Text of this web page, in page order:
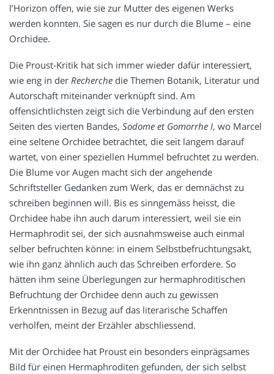
l’Horizon offen, wie sie zur Mutter des eigenen Werks
werden konnten. Sie sagen es nur durch die Blume – eine
Orchidee.
Die Proust-Kritik hat sich immer wieder dafür interessiert,
wie eng in der Recherche die Themen Botanik, Literatur und
Autorschaft miteinander verknüpft sind. Am
offensichtlichsten zeigt sich die Verbindung auf den ersten
Seiten des vierten Bandes, Sodome et Gomorrhe I, wo Marcel
eine seltene Orchidee betrachtet, die seit langem darauf
wartet, von einer speziellen Hummel befruchtet zu werden.
Die Blume vor Augen macht sich der angehende
Schriftsteller Gedanken zum Werk, das er demnächst zu
schreiben beginnen will. Bis es sinngemäss heisst, die
Orchidee habe ihn auch darum interessiert, weil sie ein
Hermaphrodit sei, der sich ausnahmsweise auch einmal
selber befruchten könne: in einem Selbstbefruchtungsakt,
wie ihn ganz ähnlich auch das Schreiben erfordere. So
hätten ihm seine Überlegungen zur hermaphroditischen
Befruchtung der Orchidee denn auch zu gewissen
Erkenntnissen in Bezug auf das literarische Schaffen
verholfen, meint der Erzähler abschliessend.
Mit der Orchidee hat Proust ein besonders einprägsames
Bild für einen Hermaphroditen gefunden, der sich selbst